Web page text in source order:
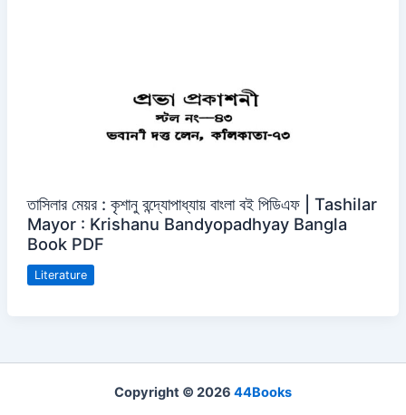
তাসিলার মেয়র : কৃশানু বন্দ্যোপাধ্যায় বাংলা বই পিডিএফ | Tashilar
Mayor : Krishanu Bandyopadhyay Bangla
Book PDF
Literature
Copyright © 2026 44Books